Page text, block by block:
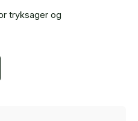
tryksager og